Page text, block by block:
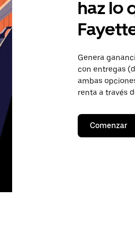
haz lo
Genera
con entregas
ambas
renta a través
Comenzar